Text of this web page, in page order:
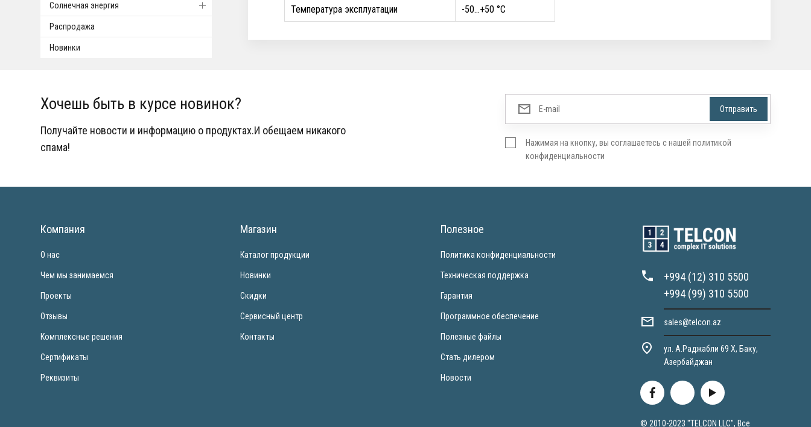
Солнечная энергия
Распродажа
Новинки
Температура эксплуатации -50...+50 °C
Хочешь быть в курсе новинок?
Получайте новости и информацию о продуктах.И обещаем никакого
спама!
Нажимая на кнопку, вы соглашаетесь с нашей политикой
конфиденциальности
Компания
О нас
Чем мы занимаемся
Проекты
Отзывы
Комплексные решения
Сертификаты
Реквизиты
Магазин
Каталог продукции
Новинки
Скидки
Сервисный центр
Контакты
Полезное
Политика конфиденциальности
Техническая поддержка
Гарантия
Программное обеспечение
Полезные файлы
Стать дилером
Новости
+994 (12) 310 5500
+994 (99) 310 5500
sales@telcon.az
ул. А.Раджабли 69 X, Баку,
Азербайджан
© 2010-2023 "TELCON LLC", Все